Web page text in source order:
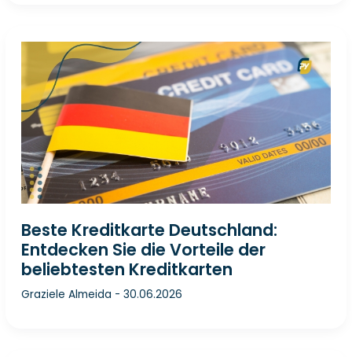
Beste Kreditkarte Deutschland:
Entdecken Sie die Vorteile der
beliebtesten Kreditkarten
Graziele Almeida -30.06.2026